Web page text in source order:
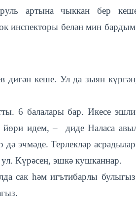
артына чыккан бер
инспекторы белән мин
дигән кеше. Ул да зыян
6 балалары бар. Икесе
йөри идем, – диде Наласа
эчмәде. Терлекләр
Күрәсең, эшкә кушканнар.
сак һәм игътибарлы